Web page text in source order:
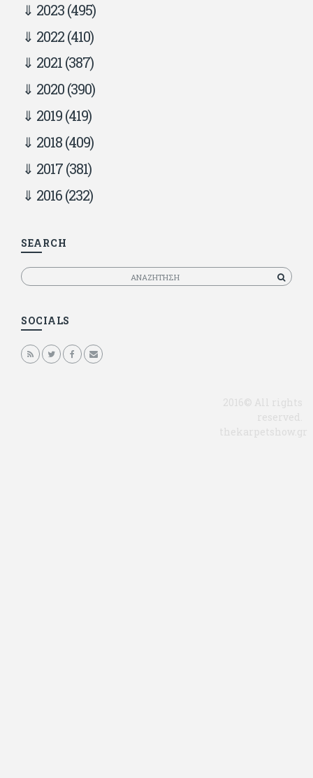
2023(495)
2022(410)
2021(387)
2020(390)
2019(419)
2018(409)
2017(381)
2016(232)
SEARCH
Αναζητηση
SOCIALS